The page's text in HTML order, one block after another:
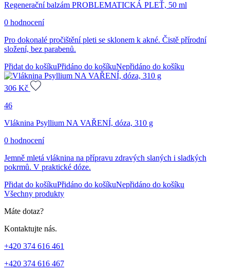
Regenerační balzám PROBLEMATICKÁ PLEŤ, 50 ml
0 hodnocení
Pro dokonalé pročištění pleti se sklonem k akné. Čistě přírodní
složení, bez parabenů.
Přidat do košíkuPřidáno do košíkuNepřidáno do košíku
306 Kč
46
Vláknina Psyllium NA VAŘENÍ, dóza, 310 g
0 hodnocení
Jemně mletá vláknina na přípravu zdravých slaných i sladkých
pokrmů. V praktické dóze.
Přidat do košíkuPřidáno do košíkuNepřidáno do košíku
Všechny produkty
Máte dotaz?
Kontaktujte nás.
+420 374 616 461
+420 374 616 467